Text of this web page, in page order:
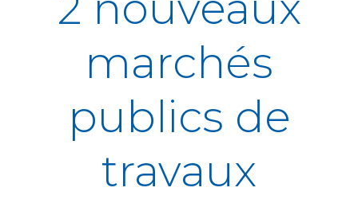
marchés
publics de
travaux